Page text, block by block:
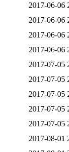
2017-06-06
2017-06-06
2017-06-06
2017-06-06
2017-07-05
2017-07-05
2017-07-05
2017-07-05
2017-07-05
2017-08-01